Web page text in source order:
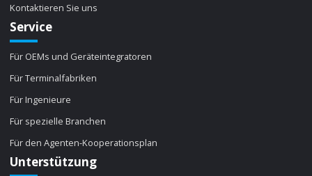
Kontaktieren Sie uns
Service
Für OEMs und Geräteintegratoren
Für Terminalfabriken
Für Ingenieure
Für spezielle Branchen
Für den Agenten-Kooperationsplan
Unterstützung